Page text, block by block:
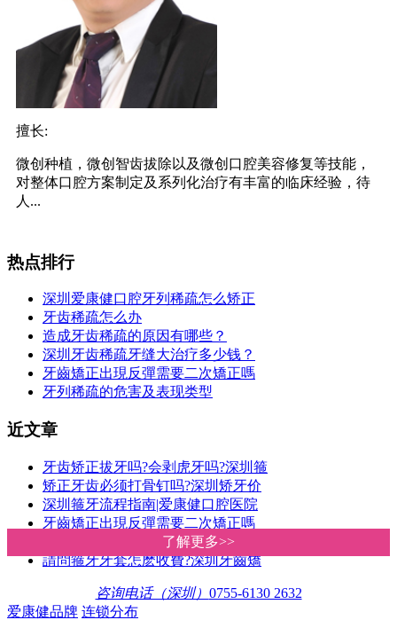
了解更多>>
了解更多>>
擅长:
微创种植，微创智齿拔除以及微创口腔美容修复等技能，
对整体口腔方案制定及系列化治疗有丰富的临床经验，待
人...
热点排行
深圳爱康健口腔牙列稀疏怎么矫正
牙齿稀疏怎么办
造成牙齿稀疏的原因有哪些？
深圳牙齿稀疏牙缝大治疗多少钱？
牙齒矯正出現反彈需要二次矯正嗎
牙列稀疏的危害及表现类型
近文章
牙齿矫正拔牙吗?会剥虎牙吗?深圳箍
矫正牙齿必须打骨钉吗?深圳矫牙价
深圳箍牙流程指南|爱康健口腔医院
牙齒矯正出現反彈需要二次矯正嗎
愛康健口腔醫院牙齒矯正有活動嗎
請問箍牙牙套怎麽收費?深圳牙齒矯
咨询电话（深圳） 0755-6130 2632
爱康健品牌 连锁分布